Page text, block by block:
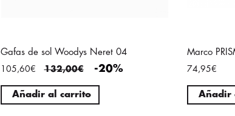
Gafas de sol Woodys Neret 04
105,60€ 132,00€ -20%
Añadir al carrito
Marco
74,95€
Añadir